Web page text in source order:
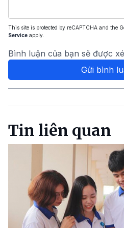
This site is protected by reCAPTCHA and the
Service apply.
Bình luận của bạn sẽ được
Gửi bình
Tin liên quan